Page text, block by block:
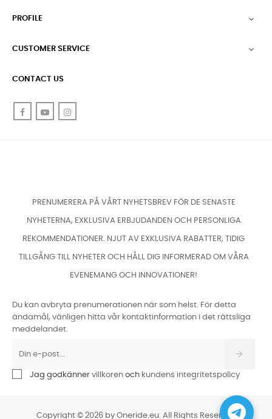
PROFILE 
CUSTOMER SERVICE 
CONTACT US
FacebookYouTube
PRENUMERERA PÅ VÅRT NYHETSBREV FÖR DE SENASTE
NYHETERNA, EXKLUSIVA ERBJUDANDEN OCH PERSONLIGA
REKOMMENDATIONER. NJUT AV EXKLUSIVA RABATTER, TIDIG
TILLGÅNG TILL NYHETER OCH HÅLL DIG INFORMERAD OM VÅRA
EVENEMANG OCH INNOVATIONER!
Du kan avbryta prenumerationen när som helst. För detta
ändamål, vänligen hitta vår kontaktinformation i det rättsliga
meddelandet.
Jag godkänner villkoren och kundens integritetspolicy
Copyright © 2026 by Oneride.eu. All Rights Reserved